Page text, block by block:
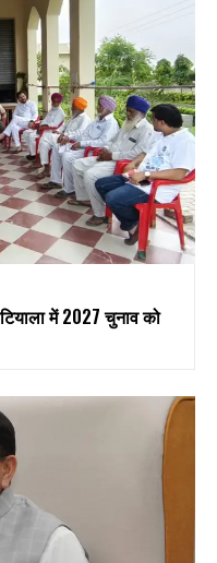
में 2027 चुनाव को